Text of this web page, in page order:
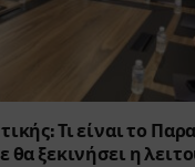
Τι είναι το
θα ξεκινήσει η